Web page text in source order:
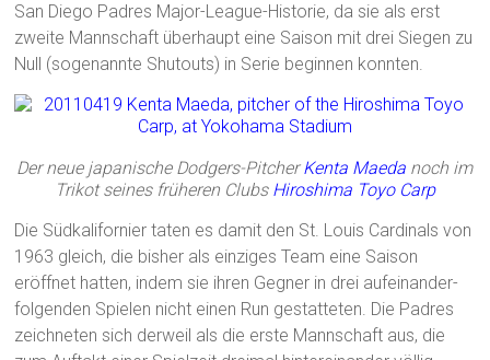
San Diego Padres Major-League-Historie, da sie als erst
zweite Mannschaft überhaupt eine Saison mit drei Siegen zu
Null (sogenannte Shutouts) in Serie beginnen konnten.
Der neue japanische Dodgers-PitcherKenta Maeda noch im
Trikot seines früheren Clubs Hiroshima Toyo Carp
Die Südkalifornier taten es damit den St. Louis Cardinals von
1963 gleich, die bisher als einziges Team eine Saison
eröffnet hatten, indem sie ihren Gegner in drei aufeinander-
folgenden Spielen nicht einen Run gestatteten. Die Padres
zeichneten sich derweil als die erste Mannschaft aus, die